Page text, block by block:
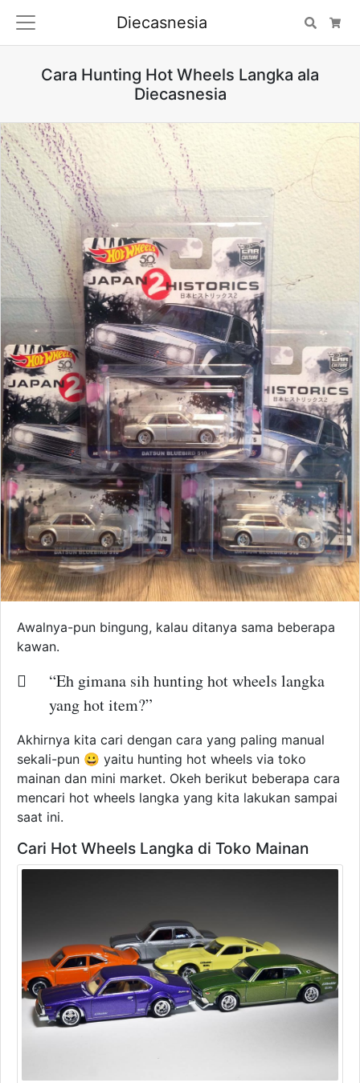
Diecasnesia Search
Cara Hunting Hot Wheels Langka ala
Diecasnesia
Awalnya-pun bingung, kalau ditanya sama beberapa
kawan.
“Eh gimana sih hunting hot wheels langka
yang hot item?”
Akhirnya kita cari dengan cara yang paling manual
sekali-pun 😀 yaitu hunting hot wheels via toko
mainan dan mini market. Okeh berikut beberapa cara
mencari hot wheels langka yang kita lakukan sampai
saat ini.
Cari Hot Wheels Langka di Toko Mainan